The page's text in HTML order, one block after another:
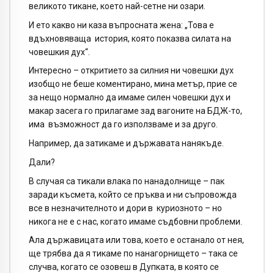
великото тикане, което най-сетне ни озари.
И ето какво ни каза въпросната жена: „Това е
вдъхновяваща история, която показва силата на
човешкия дух“.
Интересно – откритието за силния ни човешки дух
изобщо не беше коментирано, мина метър, прие се
за нещо нормално да имаме силен човешки дух и
макар засега го прилагаме зад вагоните на БДЖ-то,
има възможност да го използваме и за друго.
Например, да затикаме и държавата нанякъде.
Дали?
В случая са тикали влака по нанадолнище – пак
заради късмета, който се пръква и ни съпровожда
все в незначителното и дори в куриозното – но
никога не е с нас, когато имаме съдбовни проблеми.
Ала държавицата или това, което е останало от нея,
ще трябва да я тикаме по нанагорнището – така се
случва, когато се озовеш в Дупката, в която се